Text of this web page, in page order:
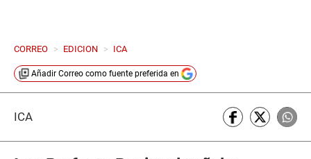
CORREO > EDICION > ICA
Añadir Correo como fuente preferida en
ICA